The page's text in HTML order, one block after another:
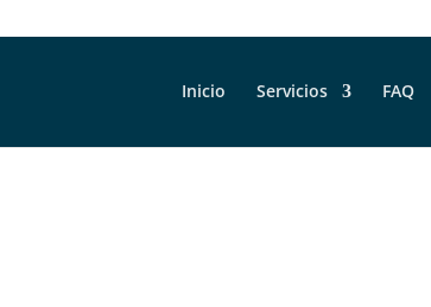
Inicio Servicios FAQ